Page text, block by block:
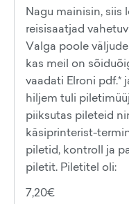
Nagu mainisin, siis
reisisaatjad
Valga poole
kas meil on
vaadati Elroni pdf.*
hiljem tuli
piiksutas pileteid
käsiprinterist-
piletid, kontroll ja
piletit. Piletitel oli:
7,20€